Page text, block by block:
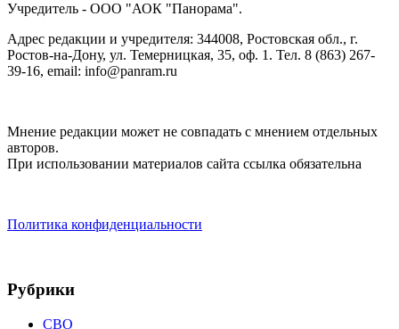
Учредитель - ООО "АОК "Панорама".
Адрес редакции и учредителя: 344008, Ростовская обл., г.
Ростов-на-Дону, ул. Темерницкая, 35, оф. 1. Тел. 8 (863) 267-
39-16, email: info@panram.ru
Мнение редакции может не совпадать с мнением отдельных
авторов.
При использовании материалов сайта ссылка обязательна
Политика конфиденциальности
Рубрики
СВО